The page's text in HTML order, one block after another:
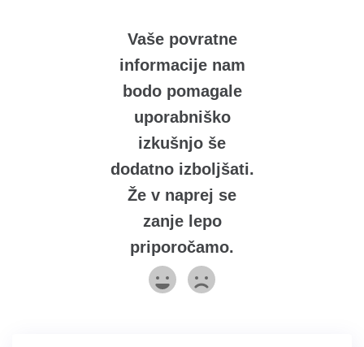
Vaše povratne
informacije nam
bodo pomagale
uporabniško
izkušnjo še
dodatno izboljšati.
Že v naprej se
zanje lepo
priporočamo.